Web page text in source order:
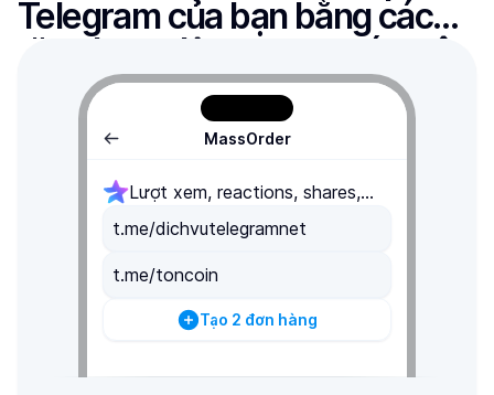
Telegram của bạn bằng cách
tăng hoạt động tương tác, xây
dựng hình ảnh đẹp
MassOrder
Lượt xem, reactions, shares,
comments,...
t.me/dichvutelegramnet
t.me/toncoin
Tạo 2 đơn hàng